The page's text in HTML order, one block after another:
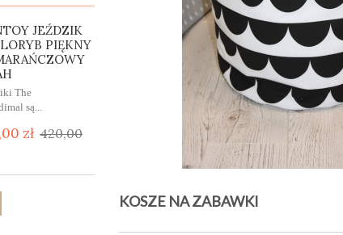
JEŹDZIK
PIĘKNY
The
są...
zł 420,00
KOSZE NA ZABAWKI